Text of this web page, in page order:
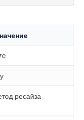
ресайза